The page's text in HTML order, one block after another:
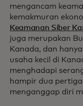
mengancam
kemakmuran
Keamanan Siber
juga merupakan
Kanada, dan
usaha kecil di
menghadapi
hampir dua
menganggap diri